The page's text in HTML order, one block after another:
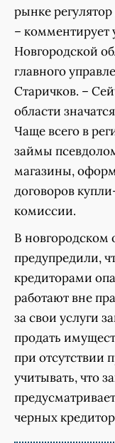
рынке регулятор
–
Новгородской
главного
Старичков. –
области
Чаще всего в
займы
магазины,
договоров
комиссии.
В новгородском
предупредили,
кредиторами
работают вне
за свои услуги
продать
при отсутствии
учитывать, что
черных